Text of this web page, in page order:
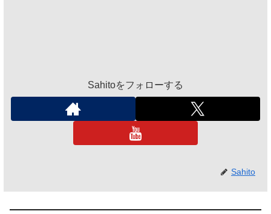
Sahitoをフォローする
Sahito